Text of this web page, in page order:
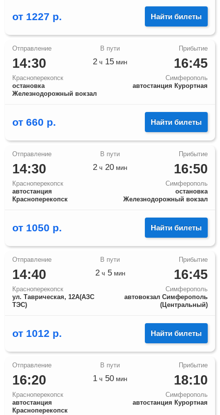
от 1227 р. Найти билеты
14:30
Красноперекопск
остановка
Железнодорожный вокзал
16:45
Симферополь
автостанция Курортная
2 ч 15 мин
от 660 р. Найти билеты
14:30
Красноперекопск
автостанция
Красноперекопск
16:50
Симферополь
остановка
Железнодорожный вокзал
2 ч 20 мин
от 1050 р. Найти билеты
14:40
Красноперекопск
ул. Таврическая, 12А(АЗС
ТЭС)
16:45
Симферополь
автовокзал Симферополь
(Центральный)
2ч 5мин
от 1012 р. Найти билеты
16:20
Красноперекопск
автостанция
Красноперекопск
18:10
Симферополь
автостанция Курортная
1 ч 50 мин